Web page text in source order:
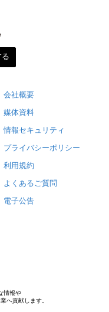
る
会社概要
媒体資料
情報セキュリティ
プライバシーポリシー
利用規約
よくあるご質問
電子公告
情報や
へ貢献します。